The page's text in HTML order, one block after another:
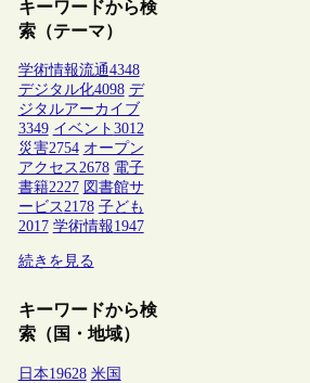
キーワードから検
索（テーマ）
学術情報流通4348
デジタル化4098 デ
ジタルアーカイブ
3349 イベント 3012
災害2754 オープン
アクセス2678 電子
書籍2227 図書館サ
ービス2178 子ども
2017 学術情報1947
続きを見る
キーワードから検
索（国・地域）
日本19628 米国